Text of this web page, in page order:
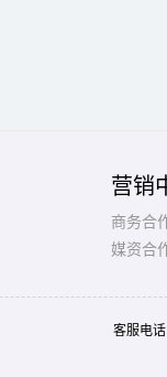
营销
商务合
媒资合
客服电